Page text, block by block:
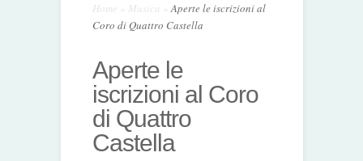
Home Musica
Aperte le iscrizioni al
Coro di Quattro Castella
Aperte le
iscrizioni al Coro
di Quattro
Castella